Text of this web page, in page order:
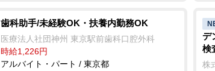
歯科助手/未経験OK・扶養内勤務OK
医療法人社団神州 東京駅前歯科口腔外科
時給1,226円
アルバイト・パート / 東京都
デ
検
株